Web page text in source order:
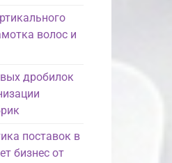
волос и
дробилок
поставок в
бизнес от